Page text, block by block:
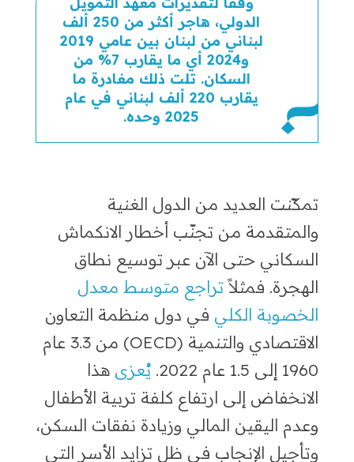
الدولي، هاجر أكثر من 250 ألف
لبناني من لبنان بين عامي 2019
و2024 أي ما يقارب 7% من
السكان. تلت ذلك مغادرة ما
يقارب 220 ألف لبناني في عام
2025 وحده.
تمكّنت العديد من الدول الغنية
والمتقدمة من تجنّب أخطار الانكماش
السكاني حتى الآن عبر توسيع نطاق
الهجرة. فمثلاًتراجع متوسط معدل
الخصوبة الكلي في دول منظمة التعاون
الاقتصادي والتنمية (OECD) من 3.3 عام
1960 إلى 1.5 عام 2022.
يُعزىهذا
الانخفاض إلى ارتفاع كلفة تربية الأطفال
وعدم اليقين المالي وزيادة نفقات السكن،
وتأجيل الإنجاب في ظل تزايد الأسر التي